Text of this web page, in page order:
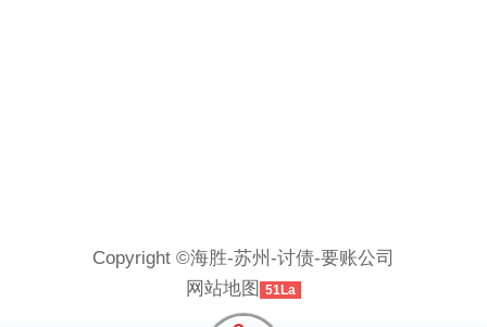
Copyright ©海胜-苏州-讨债-要账公司
网站地图 51La